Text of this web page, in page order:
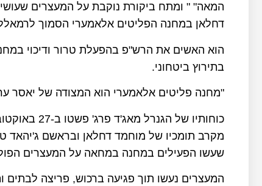
המאה" " ומתח ביקורת נוקבת על המעצרים
דחלאן במחנה הפליטים אלאמערי הסמוך
הוא האשים את הרש"פ בהפעלת טרור ודיכוי
בתירוץ ביטחוני.
"מחנה פליטים אלאמערי הוא המצודה של יאסר
כוחותיו
מקרב תומכיו של מוחמד דחלאן ובראשם
שעשו הפעילים במחנה במחאה על המעצרים
המעצרים נעשו תוך פגיעה ברכוש, פריצה לבתים